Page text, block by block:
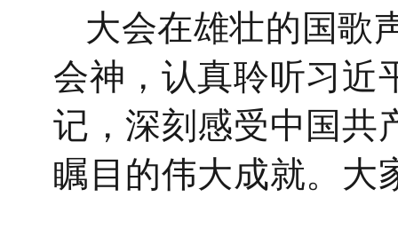
大会在雄壮的国歌
会神，认真聆听习近
记，深刻感受中国共
瞩目的伟大成就。大